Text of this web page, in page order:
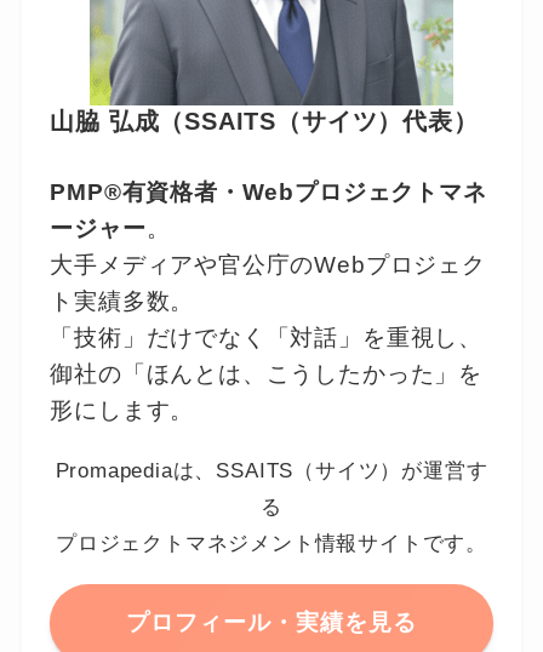
山脇 弘成（SSAITS（サイツ）代表）
PMP®有資格者・Webプロジェクトマネ
ージャー。
大手メディアや官公庁のWebプロジェク
ト実績多数。
「技術」だけでなく「対話」を重視し、
御社の「ほんとは、こうしたかった」を
形にします。
Promapediaは、SSAITS（サイツ）が運営す
る
プロジェクトマネジメント情報サイトです。
プロフィール・実績を見る